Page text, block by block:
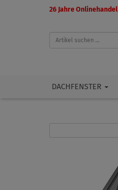
26 Jahre Onlinehandel
DACHFENSTER